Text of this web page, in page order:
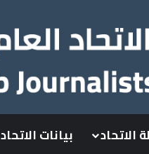
الاتحاد بيانات الاتحاد